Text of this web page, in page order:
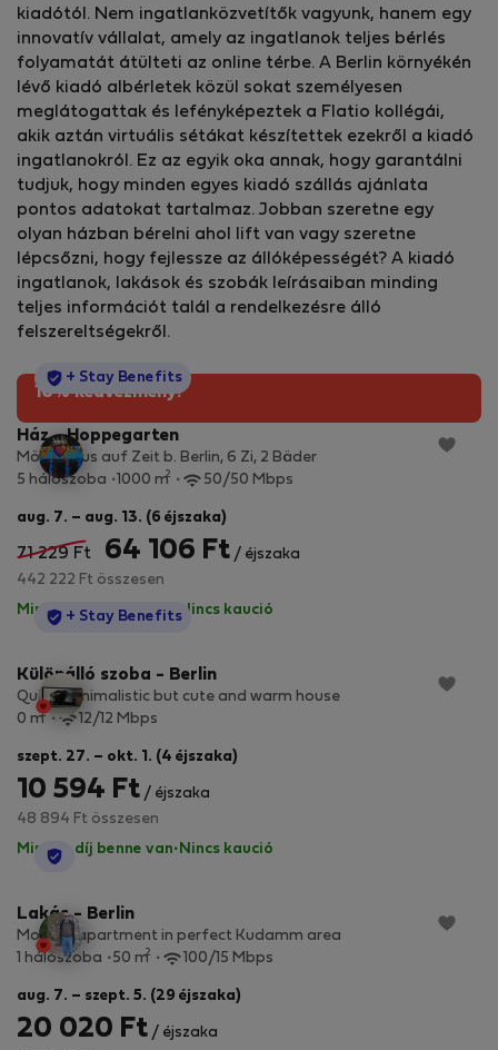
kiadótól. Nem ingatlanközvetítők vagyunk, hanem egy
innovatív vállalat, amely az ingatlanok teljes bérlés
folyamatát átülteti az online térbe. A Berlin környékén
lévő kiadó albérletek közül sokat személyesen
meglátogattak és lefényképeztek a Flatio kollégái,
akik aztán virtuális sétákat készítettek ezekről a kiadó
ingatlanokról. Ez az egyik oka annak, hogy garantálni
tudjuk, hogy minden egyes kiadó szállás ajánlata
pontos adatokat tartalmaz. Jobban szeretne egy
olyan házban bérelni ahol lift van vagy szeretne
lépcsőzni, hogy fejlessze az állóképességét? A kiadó
ingatlanok, lakások és szobák leírásaiban minding
teljes információt talál a rendelkezésre álló
felszereltségekről.
10% kedvezmény!
StayProtection
+ Stay Benefits
Ház - Hoppegarten
Möbl. Haus auf Zeit b. Berlin, 6 Zi, 2 Bäder
5 hálószoba
1000 m2 50/50 Mbps
aug. 7. – aug. 13. (6 éjszaka)
71 229 Ft 64 106 Ft / éjszaka
442 222 Ft összesen
Minden díj benne van·Nincs kaució
StayProtection
+ Stay Benefits
Különálló szoba - Berlin
Quiet, minimalistic but cute and warm house
0 m2 12/12 Mbps
szept. 27. – okt. 1. (4 éjszaka)
10 594 Ft / éjszaka
48 894 Ft összesen
Minden díj benne van· Nincs kaució
StayProtection
Lakás - Berlin
Modern apartment in perfect Kudamm area
1 hálószoba
50 m2 100/15 Mbps
aug. 7. – szept. 5. (29 éjszaka)
20 020 Ft / éjszaka